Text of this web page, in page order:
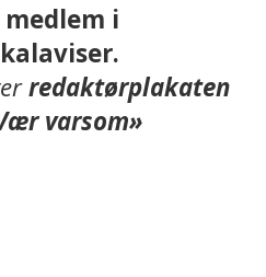
medlem i
redaktørplakaten
varsom»